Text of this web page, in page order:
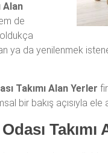
Alan
de
ya da yenilenmek
Takımı Alan Yerler
bir bakış açısıyla ele
Takımı